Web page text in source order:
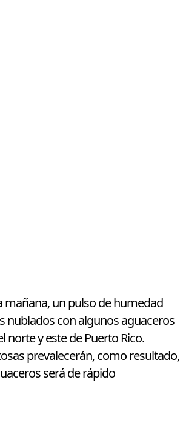
mañana, un pulso de humedad
nublados con algunos aguaceros
norte y este de Puerto Rico.
prevalecerán, como resultado,
será de rápido